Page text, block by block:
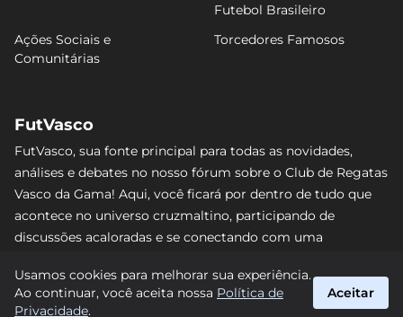
Futebol Brasileiro
Ações Sociais e
Comunitárias
Torcedores Famosos
FutVasco
FutVasco, sua fonte principal para todas as novidades,
análises e debates no nosso fórum sobre o Club de Regatas
Vasco da Gama! Aqui, você ficará por dentro de tudo que
acontece no universo cruzmaltino, participando de
discussões acaloradas e se conectando com uma
nenhum lance e acompanhe de perto o caminho do Vasco
rumo às vitórias! #Vasco #FutVasco
Usamos cookies para melhorar sua experiência.
Ao continuar, você aceita nossa Política de
Privacidade.
Aceitar